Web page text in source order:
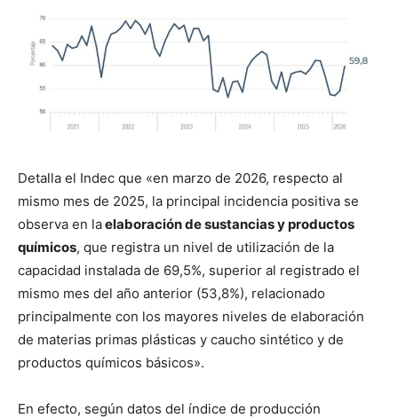
Detalla el Indec que «en marzo de 2026, respecto al
mismo mes de 2025, la principal incidencia positiva se
observa en laelaboración de sustancias y productos
químicos, que registra un nivel de utilización de la
capacidad instalada de 69,5%, superior al registrado el
mismo mes del año anterior (53,8%), relacionado
principalmente con los mayores niveles de elaboración
de materias primas plásticas y caucho sintético y de
productos químicos básicos».
En efecto, según datos del índice de producción